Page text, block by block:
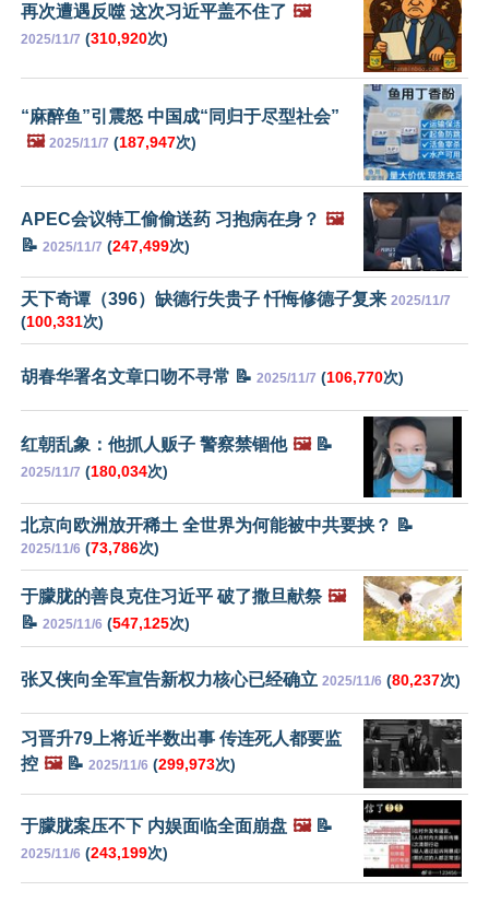
再次遭遇反噬 这次习近平盖不住了 🖼️
2025/11/7 (310,920次)
“麻醉鱼”引震怒 中国成“同归于尽型社会”
🖼️ 2025/11/7 (187,947次)
APEC会议特工偷偷送药 习抱病在身？ 🖼️
📝 2025/11/7 (247,499次)
天下奇谭（396）缺德行失贵子 忏悔修德子复来 2025/11/7
(100,331次)
胡春华署名文章口吻不寻常 📝 2025/11/7 (106,770次)
红朝乱象：他抓人贩子 警察禁锢他 🖼️📝
2025/11/7 (180,034次)
北京向欧洲放开稀土 全世界为何能被中共要挟？ 📝
2025/11/6 (73,786次)
于朦胧的善良克住习近平 破了撒旦献祭 🖼️
📝 2025/11/6 (547,125次)
张又侠向全军宣告新权力核心已经确立 2025/11/6 (80,237次)
习晋升79上将近半数出事 传连死人都要监
控 🖼️📝 2025/11/6 (299,973次)
于朦胧案压不下 内娱面临全面崩盘 🖼️📝
2025/11/6 (243,199次)